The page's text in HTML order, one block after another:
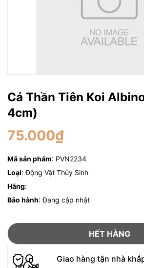
Cá Thần Tiên Koi
4cm)
75.000₫
Mã sản phẩm: PVN2234
Loại: Động Vật Thủy Sinh
Hãng:
Bảo hành: Đang cập nhật
HẾT HÀNG
Giao hàng tận nhà